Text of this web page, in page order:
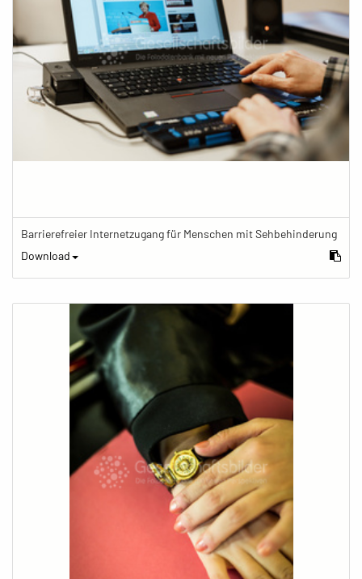
Barrierefreier Internetzugang für Menschen mit Sehbehinderung
Download